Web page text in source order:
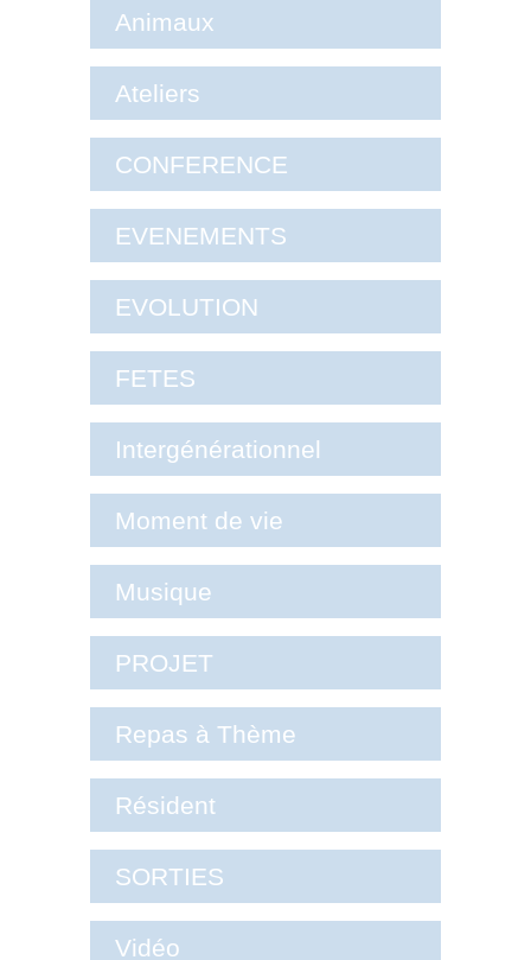
Animaux
Ateliers
CONFERENCE
EVENEMENTS
EVOLUTION
FETES
Intergénérationnel
Moment de vie
Musique
PROJET
Repas à Thème
Résident
SORTIES
Vidéo